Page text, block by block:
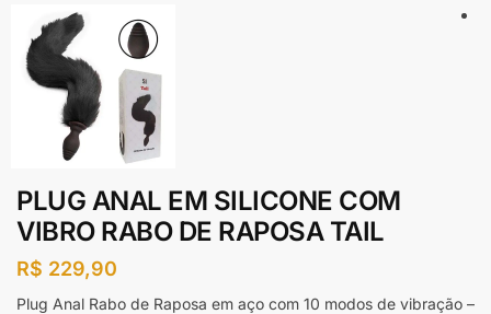
PLUG ANAL EM SILICONE COM
VIBRO RABO DE RAPOSA TAIL
R$ 229,90
Plug Anal Rabo de Raposa em aço com 10 modos de vibração –